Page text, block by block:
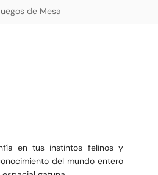
de Mesa
en tus instintos felinos y
del mundo entero